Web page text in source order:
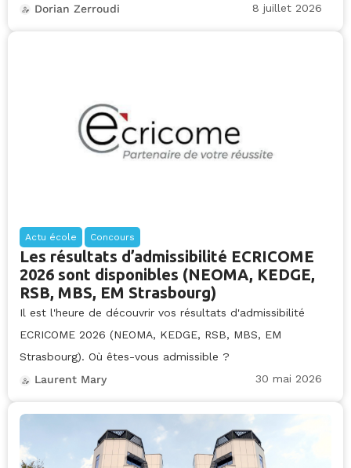
Dorian Zerroudi
8 juillet 2026
Actu école Concours
Les résultats d’admissibilité ECRICOME
2026 sont disponibles (NEOMA, KEDGE,
RSB, MBS, EM Strasbourg)
Il est l'heure de découvrir vos résultats d'admissibilité
ECRICOME 2026 (NEOMA, KEDGE, RSB, MBS, EM
Strasbourg). Où êtes-vous admissible ?
Laurent Mary
30 mai 2026